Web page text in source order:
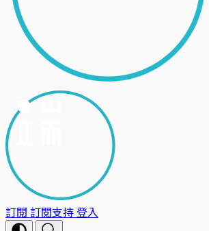
訂閱 訂閱支持登入